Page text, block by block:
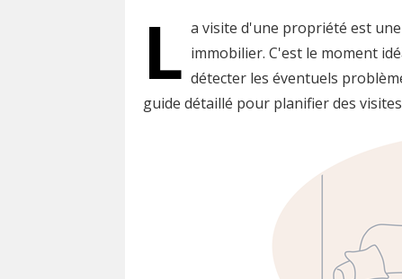
L a visite d'une propriété est
immobilier. C'est le moment
détecter les éventuels
guide détaillé pour planifier des